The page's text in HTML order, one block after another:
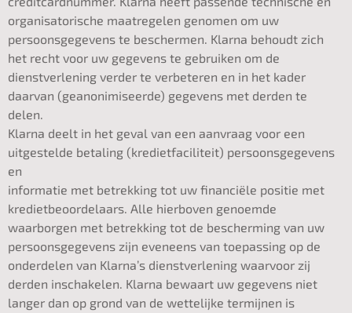
organisatorische maatregelen genomen om uw
persoonsgegevens te beschermen. Klarna behoudt zich
het recht voor uw gegevens te gebruiken om de
dienstverlening verder te verbeteren en in het kader
daarvan (geanonimiseerde) gegevens met derden te
delen.
Klarna deelt in het geval van een aanvraag voor een
uitgestelde betaling (kredietfaciliteit) persoonsgegevens
en
informatie met betrekking tot uw financiële positie met
kredietbeoordelaars. Alle hierboven genoemde
waarborgen met betrekking tot de bescherming van uw
persoonsgegevens zijn eveneens van toepassing op de
onderdelen van Klarna’s dienstverlening waarvoor zij
derden inschakelen. Klarna bewaart uw gegevens niet
langer dan op grond van de wettelijke termijnen is